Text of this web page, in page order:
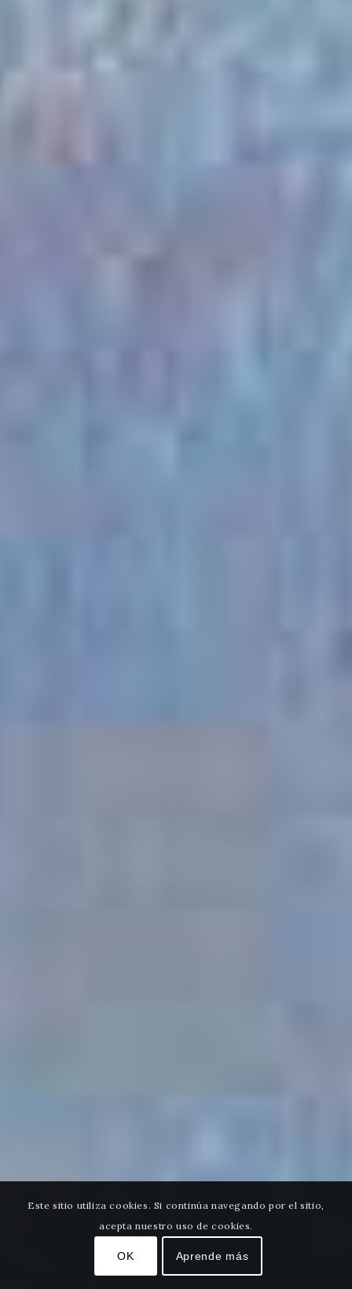
Este sitio utiliza cookies. Si continúa navegando por el sitio,
acepta nuestro uso de cookies.
OK Aprende más